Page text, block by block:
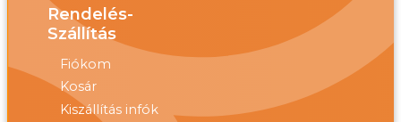
Rendelés-
Szállítás
Fiókom
Kosár
Kiszállítás infók